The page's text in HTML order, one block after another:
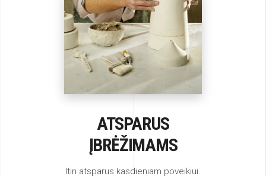
ATSPARUS
ĮBRĖŽIMAMS
Itin atsparus kasdieniam poveikiui.